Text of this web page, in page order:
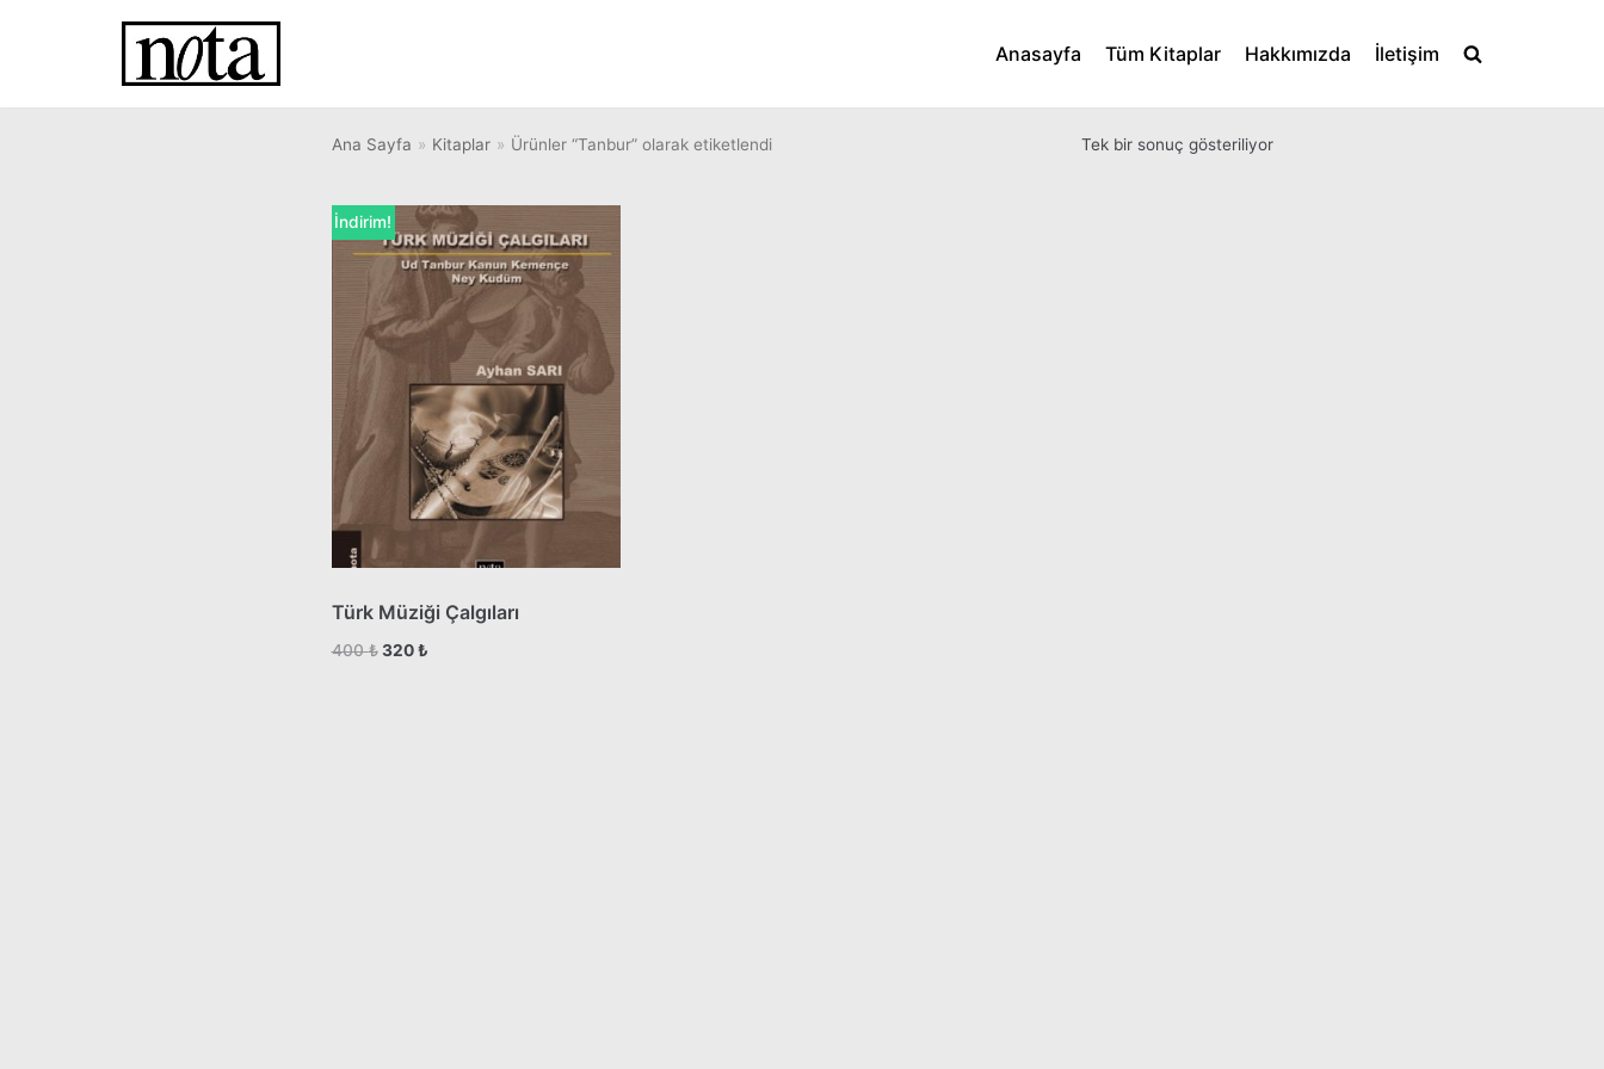
Anasayfa Tüm Kitaplar Hakkımızda İletişim
Ana Sayfa » Kitaplar » Ürünler “Tanbur” olarak etiketlendi Tek bir sonuç gösteriliyor
İndirim!
Türk Müziği Çalgıları
400₺ 320₺